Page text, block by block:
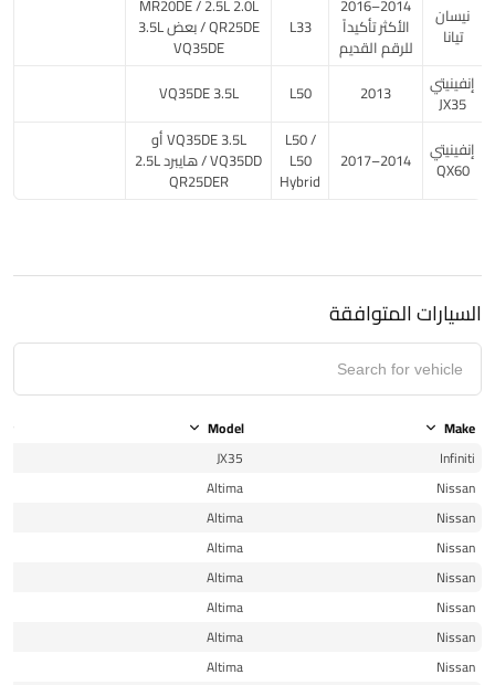
نيسان
تيانا
2014–2016
الأكثر تأكيداً
للرقم القديم
L33
2.0L ‏MR20DE / 2.5L
‏QR25DE / بعض 3.5L
‏VQ35DE
إنفينيتي
JX35
2013
L50
3.5L ‏VQ35DE
إنفينيتي
QX60
2014–2017
L50 /
L50
Hybrid
3.5L ‏VQ35DE أو
VQ35DD / هايبرد 2.5L
‏QR25DER
السيارات المتوافقة
Make
Model
Infiniti
JX35
Nissan
Altima
Nissan
Altima
Nissan
Altima
Nissan
Altima
Nissan
Altima
Nissan
Altima
Nissan
Altima